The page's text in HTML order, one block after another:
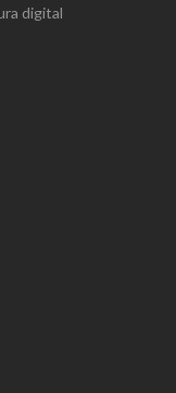
digital